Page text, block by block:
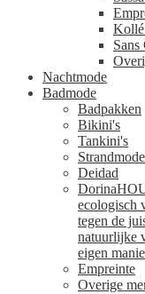
Kollé
Sans
Nachtmode
Badmode
Badpakken
Bikini's
Tankini's
Deidad
Dorina
ecologisch
tegen de
natuurlijke
eigen
Empreinte
Overige